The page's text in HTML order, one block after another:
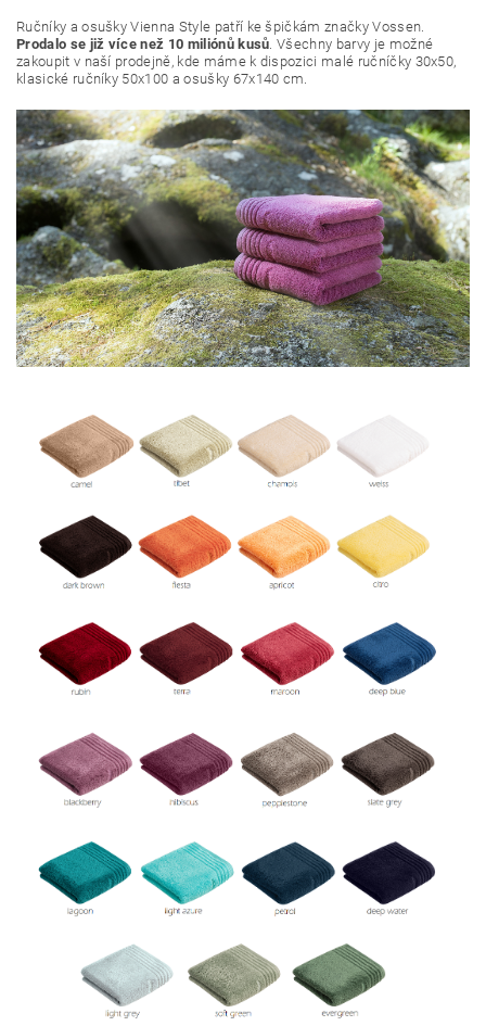
Ručníky a osušky Vienna Style patří ke špičkám značky Vossen.
Prodalo se již více než 10 miliónů kusů. Všechny barvy je možné
zakoupit v naší prodejně, kde máme k dispozici malé ručníčky 30x50,
klasické ručníky 50x100 a osušky 67x140 cm.